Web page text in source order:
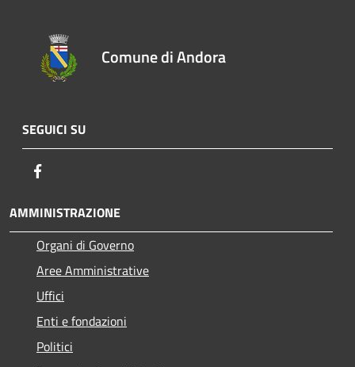
Comune di Andora
SEGUICI SU
AMMINISTRAZIONE
Organi di Governo
Aree Amministrative
Uffici
Enti e fondazioni
Politici